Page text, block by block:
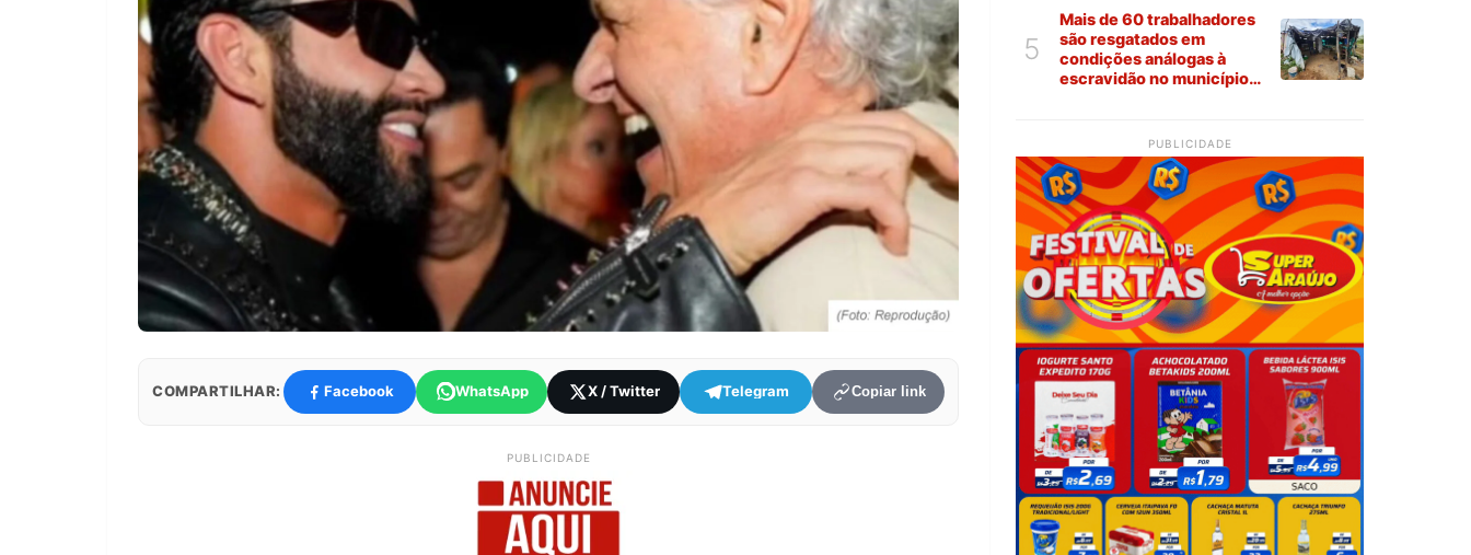
COMPARTILHAR: Facebook WhatsApp X / Twitter Telegram Copiar link
PUBLICIDADE
5
Mais de 60 trabalhadores
são resgatados em
condições análogas à
escravidão no município
PUBLICIDADE